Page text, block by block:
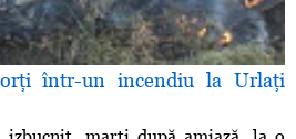
într-un incendiu la Urlaţi